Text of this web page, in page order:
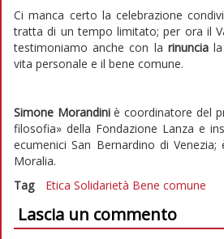
Ci manca certo la celebrazione
tratta di un tempo limitato; per ora il
testimoniamo anche con la rinunciala
vita personale e il bene comune.
Simone Morandiniè coordinatore del
filosofia» della Fondazione Lanza e
ecumenici San Bernardino di
Moralia.
Tag
Etica Solidarietà Bene comune
Lascia un commento